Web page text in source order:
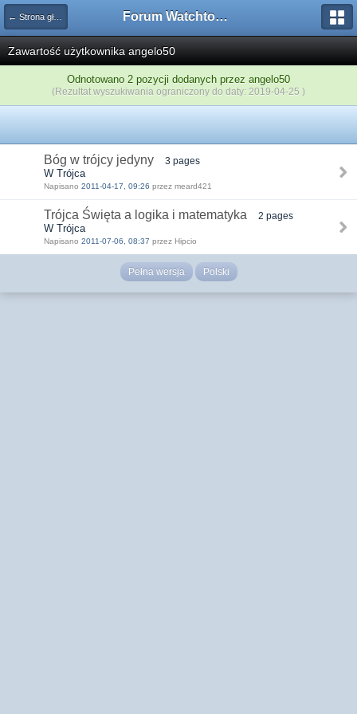
← Strona główna Forum Watchtower
Zawartość użytkownika angelo50
Odnotowano 2 pozycji dodanych przez angelo50
(Rezultat wyszukiwania ograniczony do daty: 2019-04-25 )
Bóg w trójcy jedyny 3 pages
W Trójca
Napisano 2011-04-17, 09:26 przez meard421
Trójca Święta a logika i matematyka 2 pages
W Trójca
Napisano 2011-07-06, 08:37 przez Hipcio
Pełna wersja Polski